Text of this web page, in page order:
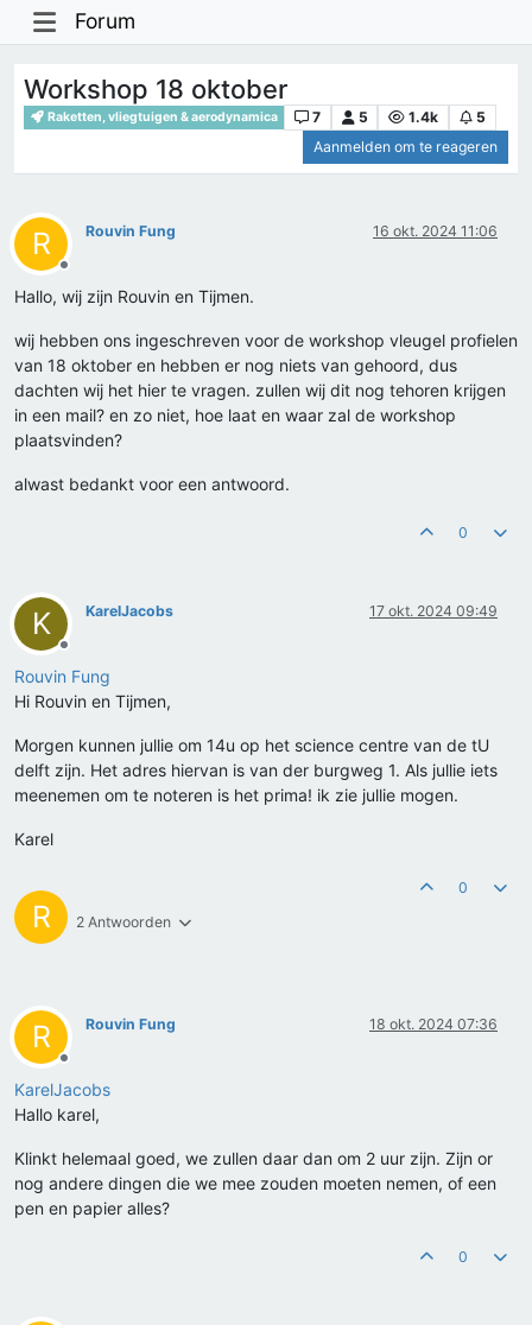
Forum
Workshop 18 oktober
Raketten, vliegtuigen & aerodynamica 7 5 1.4k
5
Aanmelden om te reageren
R
Offline
Rouvin Fung 16 okt. 2024 11:06
Hallo, wij zijn Rouvin en Tijmen.
wij hebben ons ingeschreven voor de workshop vleugel profielen
van 18 oktober en hebben er nog niets van gehoord, dus
dachten wij het hier te vragen. zullen wij dit nog tehoren krijgen
in een mail? en zo niet, hoe laat en waar zal de workshop
plaatsvinden?
alwast bedankt voor een antwoord.
0
K
Offline
KarelJacobs 17 okt. 2024 09:49
Rouvin Fung
Hi Rouvin en Tijmen,
Morgen kunnen jullie om 14u op het science centre van de tU
delft zijn. Het adres hiervan is van der burgweg 1. Als jullie iets
meenemen om te noteren is het prima! ik zie jullie mogen.
Karel
R 2 Antwoorden
0
R
Offline
Rouvin Fung 18 okt. 2024 07:36
KarelJacobs
Hallo karel,
Klinkt helemaal goed, we zullen daar dan om 2 uur zijn. Zijn or
nog andere dingen die we mee zouden moeten nemen, of een
pen en papier alles?
0